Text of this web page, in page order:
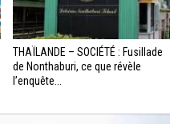
THAÏLANDE – SOCIÉTÉ : Fusillade
de Nonthaburi, ce que révèle
l’enquête...